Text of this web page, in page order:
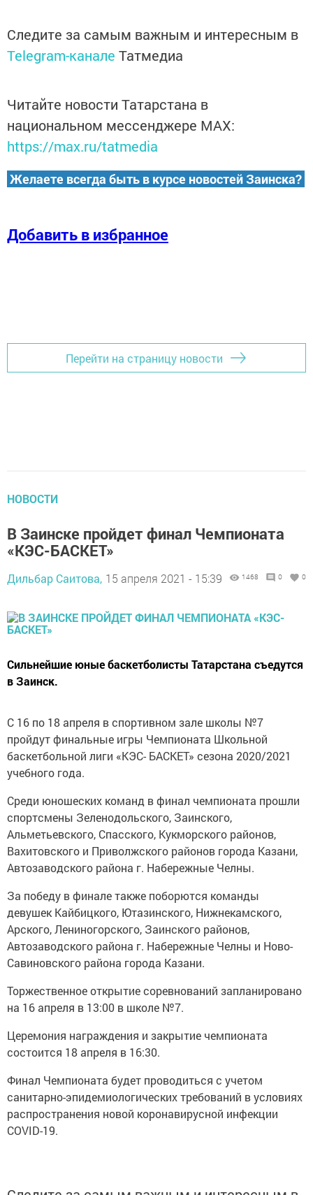
Следите за самым важным и интересным в
Telegram-канале Татмедиа
Читайте новости Татарстана в
национальном мессенджере MАХ:
https://max.ru/tatmedia
Желаете всегда быть в курсе новостей Заинска?
Добавить в избранное
Перейти на страницу новости
НОВОСТИ
В Заинске пройдет финал Чемпионата
«КЭС-БАСКЕТ»
Дильбар Саитова, 15 апреля 2021 - 15:39 1468 0 0
Сильнейшие юные баскетболисты Татарстана съедутся
в Заинск.
С 16 по 18 апреля в спортивном зале школы №7
пройдут финальные игры Чемпионата Школьной
баскетбольной лиги «КЭС- БАСКЕТ» сезона 2020/2021
учебного года.
Среди юношеских команд в финал чемпионата прошли
спортсмены Зеленодольского, Заинского,
Альметьевского, Спасского, Кукморского районов,
Вахитовского и Приволжского районов города Казани,
Автозаводского района г. Набережные Челны.
За победу в финале также поборются команды
девушек Кайбицкого, Ютазинского, Нижнекамского,
Арского, Лениногорского, Заинского районов,
Автозаводского района г. Набережные Челны и Ново-
Савиновского района города Казани.
Торжественное открытие соревнований запланировано
на 16 апреля в 13:00 в школе №7.
Церемония награждения и закрытие чемпионата
состоится 18 апреля в 16:30.
Финал Чемпионата будет проводиться с учетом
санитарно-эпидемиологических требований в условиях
распространения новой коронавирусной инфекции
COVID-19.